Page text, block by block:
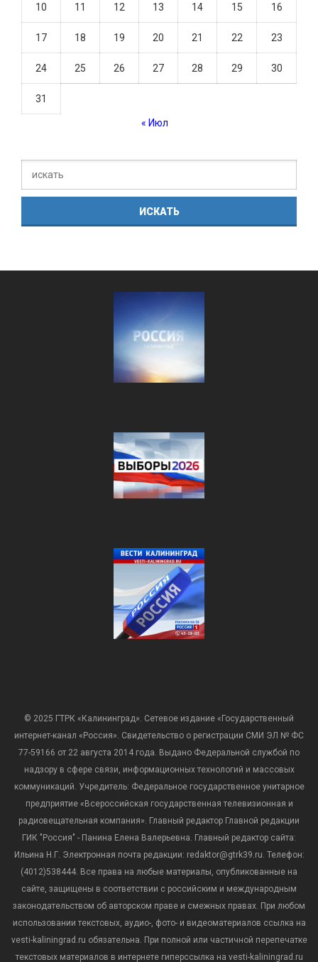
10 11 12 13 14 15 16
17 18 19 20 21 22 23
24 25 26 27 28 29 30
31
« Июл
© 2025 ГТРК «Калининград». Сетевое издание «Государственный
интернет-канал «Россия». Свидетельство о регистрации СМИ ЭЛ № ФС
77-59166 от 22 августа 2014 года. Выдано Федеральной службой по
надзору в сфере связи, информационных технологий и массовых
коммуникаций. Учредитель: Федеральное государственное унитарное
предприятие «Всероссийская государственная телевизионная и
радиовещательная компания». Главный редактор Главной редакции
ГИК "Россия" - Панина Елена Валерьевна. Главный редактор сайта:
Ильина Н.Г. Электронная почта редакции: redaktor@gtrk39.ru. Телефон:
(4012)538444. Все права на любые материалы, опубликованные на
сайте, защищены в соответствии с российским и международным
законодательством об авторском праве и смежных правах. При любом
использовании текстовых, аудио-, фото- и видеоматериалов ссылка на
vesti-kaliningrad.ru обязательна. При полной или частичной перепечатке
текстовых материалов в интернете гиперссылка на vesti-kaliningrad.ru